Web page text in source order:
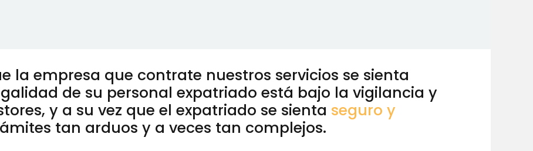
la empresa que contrate nuestros servicios se sienta
de su personal expatriado está bajo la vigilancia y
y a su vez que el expatriado se sienta seguro y
tan arduos y a veces tan complejos.